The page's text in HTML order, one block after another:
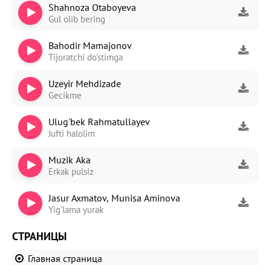
Shahnoza Otaboyeva
Gul olib bering
Bahodir Mamajonov
Tijoratchi do'stimga
Uzeyir Mehdizade
Gecikme
Ulug'bek Rahmatullayev
Jufti halolim
Muzik Aka
Erkak pulsiz
Jasur Axmatov, Munisa Aminova
Yig'lama yurak
СТРАНИЦЫ
Главная страница